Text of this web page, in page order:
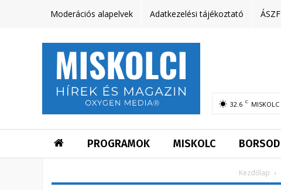
Moderációs alapelvek Adatkezelési tájékoztató ÁSZF
32.6 C MISKOLC
PROGRAMOK MISKOLC BORSOD
Kezdőlap